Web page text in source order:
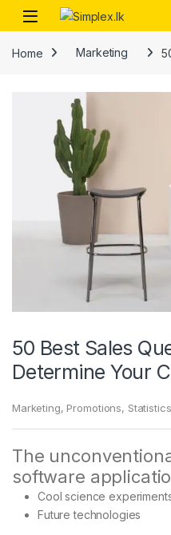
Home Marketing
50 Best Sales
Determine Your
Marketing, Promotions, Statistics
The
software
Cool science
Future technologies